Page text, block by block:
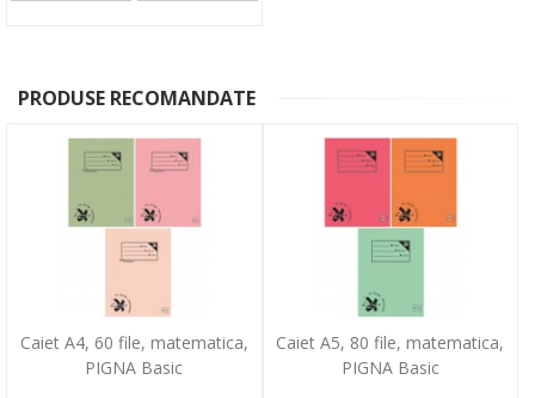
PRODUSE RECOMANDATE
Caiet A4, 60 file, matematica,
PIGNA Basic
Caiet A5, 80 file, matematica,
PIGNA Basic